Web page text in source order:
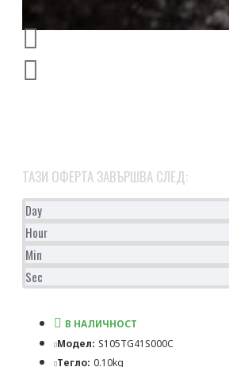
ТАЗИ ОФЕРТА ЗАВЪРШВА СЛЕД:
Day
Hour
Min
Sec
В НАЛИЧНОСТ
Модел: S105TG41S000C
Тегло: 0.10kg